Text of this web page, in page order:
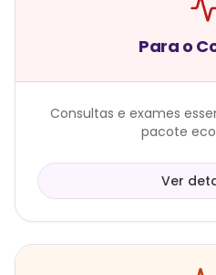
Para o
Consultas e exames
pacote
Ver